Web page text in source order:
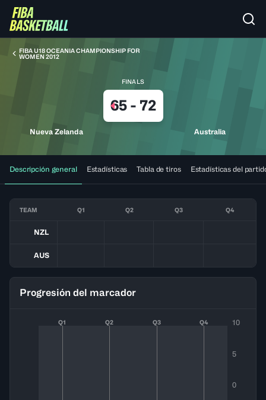
FIBA U18 OCEANIA CHAMPIONSHIP FOR
WOMEN 2012
FINALS
Nueva Zelanda
65- 72
Australia
Descripción general Estadísticas Tabla de tiros Estadísticas del
TEAM Q1 Q2 Q3 Q4
NZL
AUS
Progresión del marcador
Q1 Q2 Q3 Q4 10
5
0